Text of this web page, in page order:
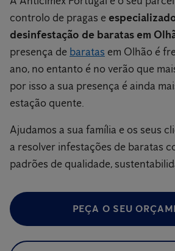
controlo de pragas e
desinfestação de baratas em
presença de baratas em Olhão é
ano, no entanto é no verão que
por isso a sua presença é ainda
estação quente.
Ajudamos a sua família e os seus
a resolver infestações de baratas
padrões de qualidade,
PEÇA O SEU